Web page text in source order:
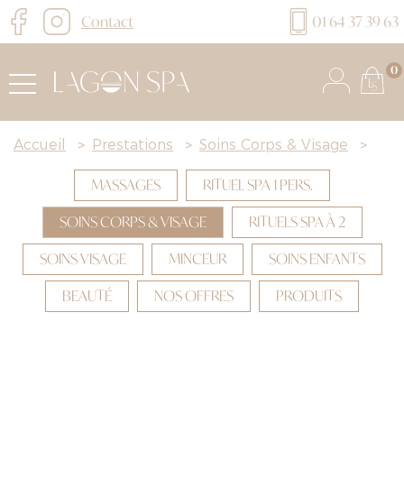
Contact 01 64 37 39 63
0
Accueil > Prestations > Soins Corps & Visage >
MASSAGES
RITUEL SPA 1 PERS.
SOINS CORPS & VISAGE
RITUELS SPA À 2
SOINS VISAGE
MINCEUR
SOINS ENFANTS
BEAUTÉ
NOS OFFRES PRODUITS